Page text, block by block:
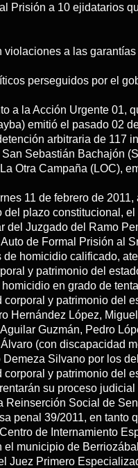
Prisión a 10 ejidatarios
violaciones a las
perseguidos por el
a la Acción Urgente 01,
emitió el pasado 02
arbitraria de 117
Sebastián Bachajón
Otra Campaña (LOC),
11 de febrero de
del plazo constitucional,
del Juzgado del Ramo
de Formal Prisión al
de homicidio calificado,
y patrimonio del
en grado de
corporal y patrimonio del
Hernández López,
Guzmán, Pedro
(con discapacidad
Demeza Silvano por los
corporal y patrimonio del
su proceso
Reinserción Social de
penal 39/2011, en tanto
de Internamiento
el municipio de
Juez Primero